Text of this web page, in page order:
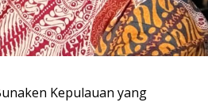
Kepulauan yang